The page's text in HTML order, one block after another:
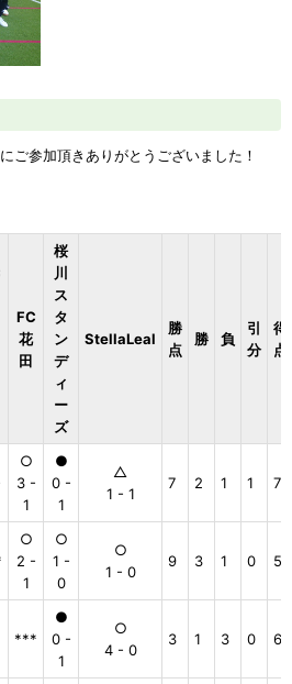
ご参加頂きありがとうございました！
FC
花
田
桜
川
ス
タ
ン
デ
ィ
ー
ズ
StellaLeal
勝
点
勝 負
引
分
得
点
○
3 -
1
●
0 -
1
△
1 - 1
7 2 1 1 7
○
2 -
1
○
1 -
0
○
1 - 0
9 3 1 0 5
***
●
0 -
1
○
4 - 0
3 1 3 0 6